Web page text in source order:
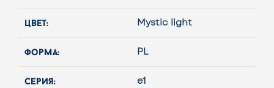
цвет: Mystic light
форма: PL
серия: e1